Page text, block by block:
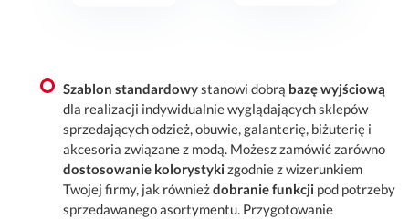
Szablon standardowystanowi dobrą bazę wyjściową
dla realizacji indywidualnie wyglądających sklepów
sprzedających odzież, obuwie, galanterię, biżuterię i
akcesoria związane z modą. Możesz zamówić zarówno
dostosowanie kolorystyki zgodnie z wizerunkiem
Twojej firmy, jak równieżdobranie funkcji pod potrzeby
sprzedawanego asortymentu. Przygotowanie